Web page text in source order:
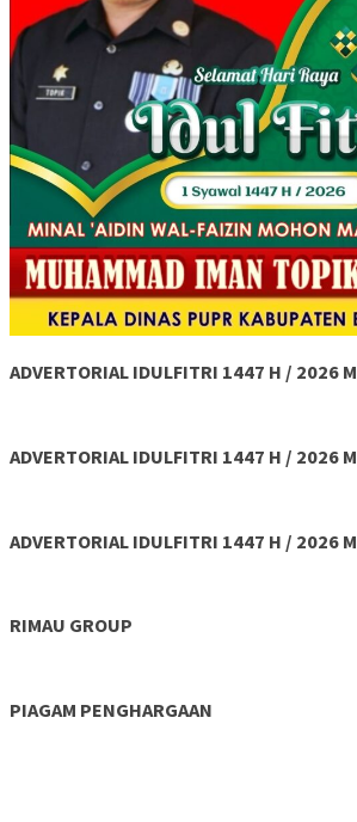
ADVERTORIAL IDULFITRI 1447 H / 2026 M
ADVERTORIAL IDULFITRI 1447 H / 2026 M
ADVERTORIAL IDULFITRI 1447 H / 2026 M
RIMAU GROUP
PIAGAM PENGHARGAAN